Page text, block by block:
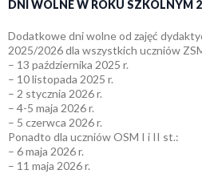
DNI WOLNE W ROKU SZKOLNYM
Dodatkowe dni wolne od zajęć
2025/2026 dla wszystkich uczniów
– 13 października 2025 r.
– 10 listopada 2025 r.
– 2 stycznia 2026 r.
– 4-5 maja 2026 r.
– 5 czerwca 2026 r.
Ponadto dla uczniów OSM I i II st.:
– 6 maja 2026 r.
– 11 maja 2026 r.